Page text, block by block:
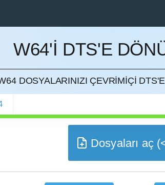
W64'I DTS'E
DOSYALARINIZI ÇEVRIMIÇI
Dosyaları aç